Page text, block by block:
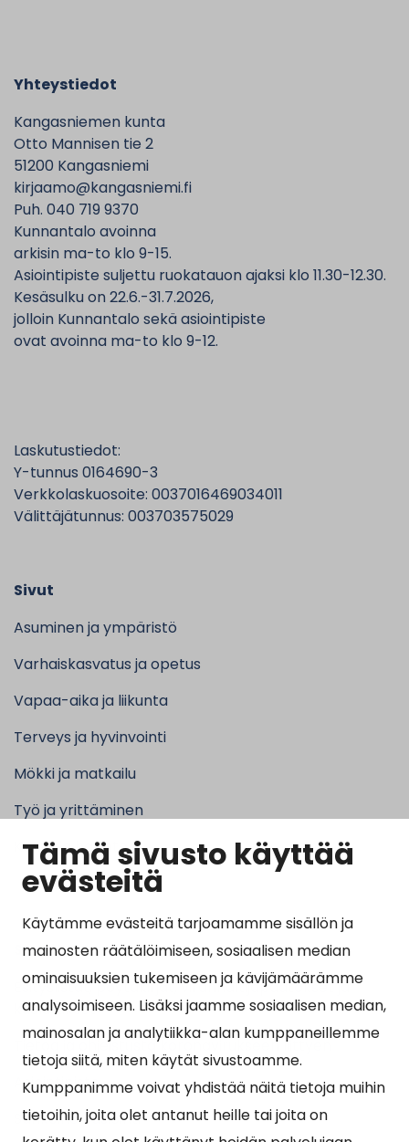
Tämä sivusto käyttää
evästeitä
Käytämme evästeitä tarjoamamme sisällön ja
mainosten räätälöimiseen, sosiaalisen median
ominaisuuksien tukemiseen ja kävijämäärämme
analysoimiseen. Lisäksi jaamme sosiaalisen median,
mainosalan ja analytiikka-alan kumppaneillemme
tietoja siitä, miten käytät sivustoamme.
Kumppanimme voivat yhdistää näitä tietoja muihin
tietoihin, joita olet antanut heille tai joita on
Yhteystiedot
Kangasniemen kunta
Otto Mannisen tie 2
51200 Kangasniemi
kirjaamo@kangasniemi.fi
Puh. 040 719 9370
Kunnantalo avoinna
arkisin ma-to klo 9-15.
Asiointipiste suljettu ruokatauon ajaksi klo 11.30-12.30.
Kesäsulku on 22.6.-31.7.2026,
jolloin Kunnantalo sekä asiointipiste
ovat avoinna ma-to klo 9-12.
Laskutustiedot:
Y-tunnus 0164690-3
Verkkolaskuosoite: 0037016469034011
Välittäjätunnus: 003703575029
Sivut
Asuminen ja ympäristö
Varhaiskasvatus ja opetus
Vapaa-aika ja liikunta
Terveys ja hyvinvointi
Mökki ja matkailu
Työ ja yrittäminen
Kunta ja hallinto
Suosituimmat sivut
Esityslistat, pöytäkirjat, viranhaltijapäätökset ja
kuulutukset
Tietoa ja ohjeistusta koronavirukseen liittyen
Asiointipiste
Sähköinen asiointi